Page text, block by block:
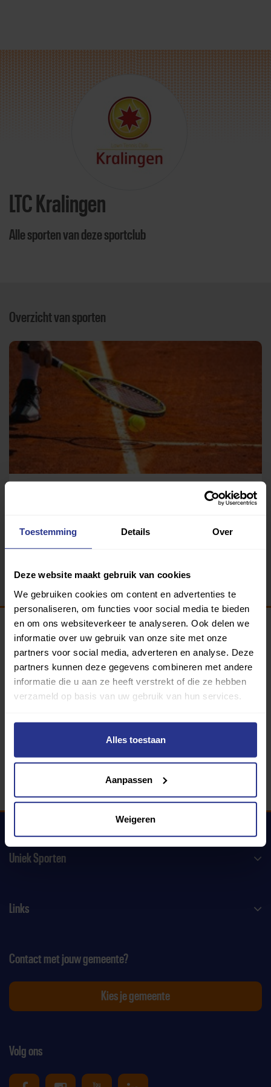
Toestemming Details Over
Deze website maakt gebruik van cookies
We gebruiken cookies om content en advertenties te
personaliseren, om functies voor social media te bieden
en om ons websiteverkeer te analyseren. Ook delen we
informatie over uw gebruik van onze site met onze
partners voor social media, adverteren en analyse. Deze
partners kunnen deze gegevens combineren met andere
informatie die u aan ze heeft verstrekt of die ze hebben
verzameld op basis van uw gebruik van hun services.
Alles toestaan
Aanpassen
Weigeren
Direct door naar content
LTC Kralingen
Alle sporten van deze sportclub
Overzicht van sporten
Programma van:
340 gemeenten
Uniek Sporten
Links
Volg ons
Contact met jouw gemeente?
Kies je gemeente